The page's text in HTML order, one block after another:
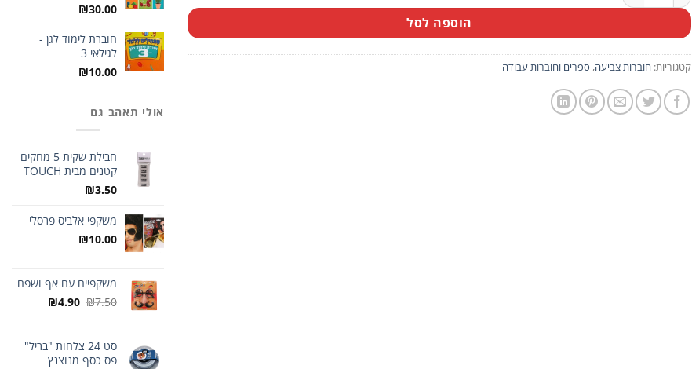
הוספה לסל
קטגוריות: חוברות צביעה, ספרים וחוברות עבודה
₪30.00
חוברת לימוד לגן -
לגילאי 3
₪10.00
אולי תאהב גם
חבילת שקית 5 מחקים
קטנים מבית TOUCH
₪3.50
משקפי אלביס פרסלי
₪10.00
משקפיים עם אף ושפם
₪7.50
המחיר
₪7.50.
₪4.90
₪4.90.
סט 24 צלחות "בריל"
פס כסף מנוצנץ